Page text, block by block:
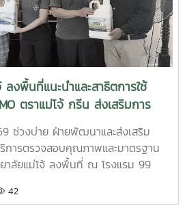
รทำงานของเครื่อง SEM พร้อมรับฟังคำ
ต่ การเตรียมตัวอย่าง ขั้นตอนการ
ตลอดจนการวิเคราะห์ภาพและผลจาก
งความรู้และประสบการณ์ด้านการ
วัสดุ และให้นักศึกษาสามารถนำความรู้
ต์ใช้ในการเรียนและการวิจัยด้าน
ลงพื้นที่แนะนำและสาธิตการใช้
ตราแม่โจ้ กรีน ส่งเสริมการ
บธุรกิจโรงแรม
ช่วงบ่าย ฝ่ายพัฒนาและส่งเสริม
ารตรวจสอบคุณภาพและมาตรฐาน
าลัยแม่โจ้ ลงพื้นที่ ณ โรงแรม 99
งการใช้ ผลิตภัณฑ์จุลินทรีย์ MMO
42